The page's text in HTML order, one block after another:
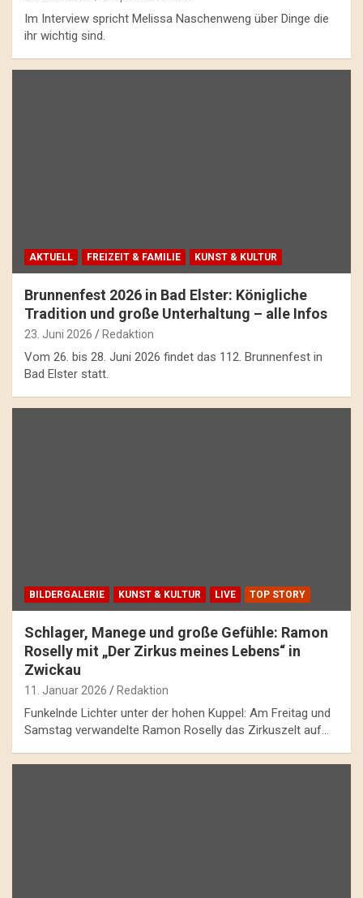
Im Interview spricht Melissa Naschenweng über Dinge die
ihr wichtig sind.
AKTUELL FREIZEIT & FAMILIE KUNST & KULTUR
Brunnenfest 2026 in Bad Elster: Königliche
Tradition und große Unterhaltung – alle Infos
23. Juni 2026 Redaktion
Vom 26. bis 28. Juni 2026 findet das 112. Brunnenfest in
Bad Elster statt.
BILDERGALERIE KUNST & KULTUR LIVE TOP STORY
Schlager, Manege und große Gefühle: Ramon
Roselly mit „Der Zirkus meines Lebens“ in
Zwickau
11. Januar 2026 Redaktion
Funkelnde Lichter unter der hohen Kuppel: Am Freitag und
Samstag verwandelte Ramon Roselly das Zirkuszelt auf…